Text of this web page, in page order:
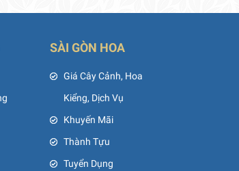
SÀI GÒN HOA
Giá Cây Cảnh, Hoa
Kiểng, Dịch Vụ
Khuyến Mãi
Thành Tựu
Tuyển Dụng